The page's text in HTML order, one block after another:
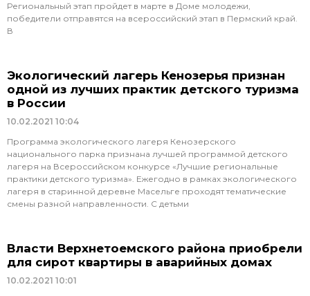
Региональный этап пройдет в марте в Доме молодежи,
победители отправятся на всероссийский этап в Пермский край.
В
Экологический лагерь Кенозерья признан
одной из лучших практик детского туризма
в России
10.02.2021 10:04
Программа экологического лагеря Кенозерского
национального парка признана лучшей программой детского
лагеря на Всероссийском конкурсе «Лучшие региональные
практики детского туризма». Ежегодно в рамках экологического
лагеря в старинной деревне Масельге проходят тематические
смены разной направленности. С детьми
Власти Верхнетоемского района приобрели
для сирот квартиры в аварийных домах
10.02.2021 10:01